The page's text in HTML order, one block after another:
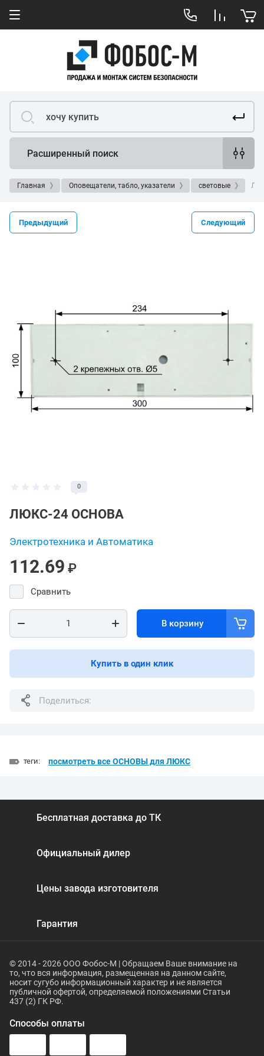
Расширенный поиск
Главная Оповещатели, табло, указатели световые
Предыдущий Следующий
0
ЛЮКС-24 ОСНОВА
Электротехника и Автоматика
112.69 ₽
Сравнить
В корзину
Купить в один клик
Поделиться:
теги: посмотреть все ОСНОВЫ для ЛЮКС
Бесплатная доставка до ТК
Официальный дилер
Цены завода изготовителя
Гарантия
© 2014 - 2026 ООО Фобос-М | Обращаем Ваше внимание на
то, что вся информация, размещенная на данном сайте,
носит сугубо информационный характер и не является
публичной офертой, определяемой положениями Статьи
437 (2) ГК РФ.
Способы оплаты